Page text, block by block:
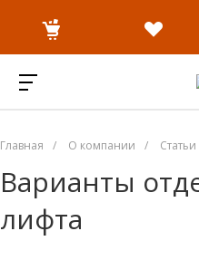
Главная / О компании / Статьи
Варианты
лифта